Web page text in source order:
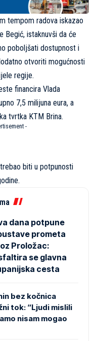
tempom radova iskazao
Begić, istaknuvši da će
poboljšati dostupnost i
otvoriti mogućnosti
regije.
financira Vlada
7,5 milijuna eura, a
tvrtka KTM Brina.
-
biti u potpunosti
dana potpune
prometa
Proložac:
se glavna
cesta
bez kočnica
tok: “Ljudi mislili
nisam mogao